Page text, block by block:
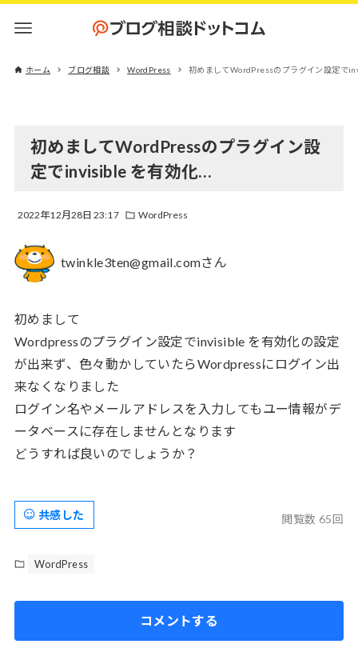
ホーム ブログ相談 WordPress 初めましてWordPressのプラグイン設定で
初めましてWordPressのプラグイン設
定でinvisible を有効化…
2022年12月28日 23:17 WordPress
twinkle3ten@gmail.comさん
初めまして
Wordpressのプラグイン設定でinvisible を有効化の設定
が出来ず、色々動かしていたらWordpressにログイン出
来なくなりました
ログイン名やメールアドレスを入力してもユー情報がデ
ータベースに存在しませんとなります
どうすれば良いのでしょうか？
閲覧数 65回
共感した
WordPress
コメントする